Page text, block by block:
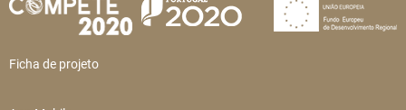
Ficha de projeto